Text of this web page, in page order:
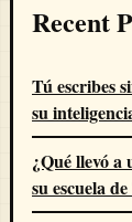
Recent
Tú escribes
su
¿Qué llevó a
su escuela